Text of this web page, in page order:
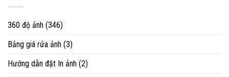
360 độ ảnh (346)
Bảng giá rửa ảnh (3)
Hướng dẫn đặt In ảnh (2)